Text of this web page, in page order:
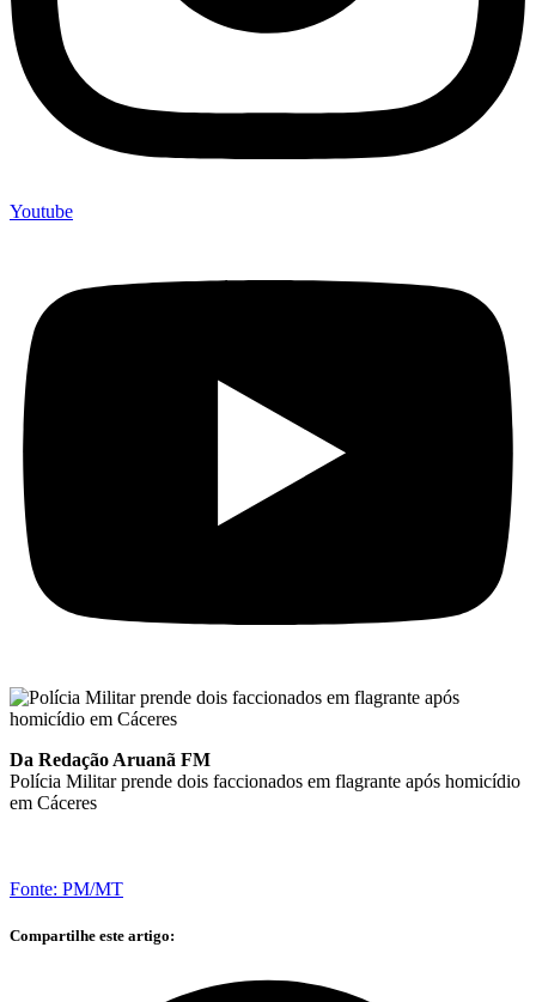
Youtube
Da Redação Aruanã FM
Polícia Militar prende dois faccionados em flagrante após homicídio
em Cáceres
Fonte: PM/MT
Compartilhe este artigo: